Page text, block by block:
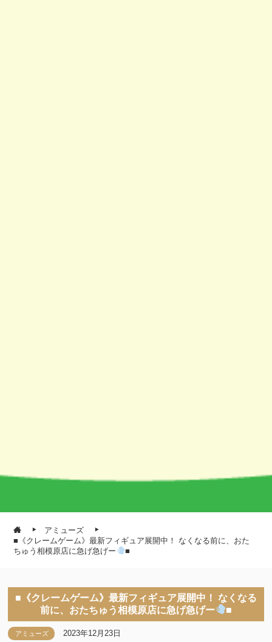
アミューズ
■《クレームゲーム》最新フィギュア展開中！ なくなる前に、おた
ちゅう相模原店に急げ急げー
■
■《クレームゲーム》最新フィギュア展開中！ なくなる
前に、おたちゅう相模原店に急げ急げー
■
アミューズ 2023年12月23日